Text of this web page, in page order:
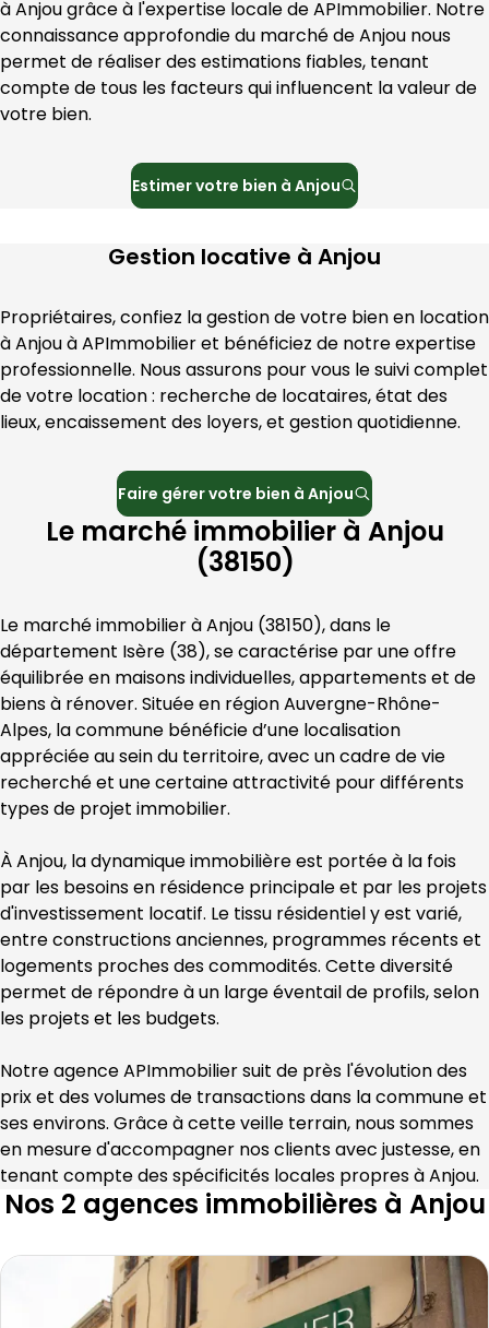
à Anjou grâce à l'expertise locale de APImmobilier. Notre
connaissance approfondie du marché de Anjou nous
permet de réaliser des estimations fiables, tenant
compte de tous les facteurs qui influencent la valeur de
votre bien.
Estimer votre bien à Anjou
Gestion locative à Anjou
Propriétaires, confiez la gestion de votre bien en location
à Anjou à APImmobilier et bénéficiez de notre expertise
professionnelle. Nous assurons pour vous le suivi complet
de votre location : recherche de locataires, état des
lieux, encaissement des loyers, et gestion quotidienne.
Faire gérer votre bien àAnjou
Le marché immobilier à Anjou
(38150)
Le marché immobilier à Anjou (38150), dans le
département Isère (38), se caractérise par une offre
équilibrée en maisons individuelles, appartements et de
biens à rénover. Située en région Auvergne-Rhône-
Alpes, la commune bénéficie d’une localisation
appréciée au sein du territoire, avec un cadre de vie
recherché et une certaine attractivité pour différents
types de projet immobilier.
À Anjou, la dynamique immobilière est portée à la fois
par les besoins en résidence principale et par les projets
d'investissement locatif. Le tissu résidentiel y est varié,
entre constructions anciennes, programmes récents et
logements proches des commodités. Cette diversité
permet de répondre à un large éventail de profils, selon
les projets et les budgets.
Notre agence APImmobilier suit de près l'évolution des
prix et des volumes de transactions dans la commune et
ses environs. Grâce à cette veille terrain, nous sommes
en mesure d'accompagner nos clients avec justesse, en
tenant compte des spécificités locales propres à Anjou.
Nos 2 agences immobilières à Anjou